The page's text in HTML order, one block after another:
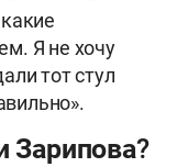
Я не хочу
тот стул
Зарипова?